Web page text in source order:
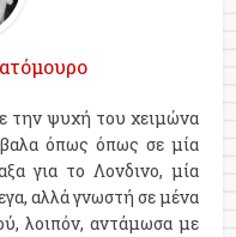
την ψυχή του χειμώνα
όπως όπως σε μία
για το Λονδινο, μία
αλλά γνωστή σε μένα
λοιπόν, αντάμωσα με